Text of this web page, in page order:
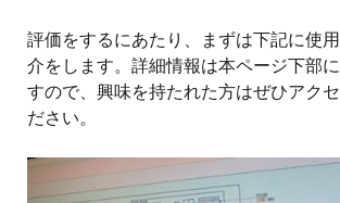
評価をするにあたり、まずは下記に使
介をします。詳細情報は本ページ下部
すので、興味を持たれた方はぜひアク
ださい。